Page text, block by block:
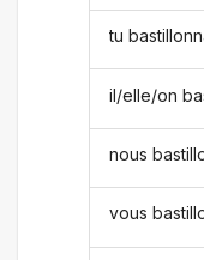
tu
il/elle/on
nous
vous